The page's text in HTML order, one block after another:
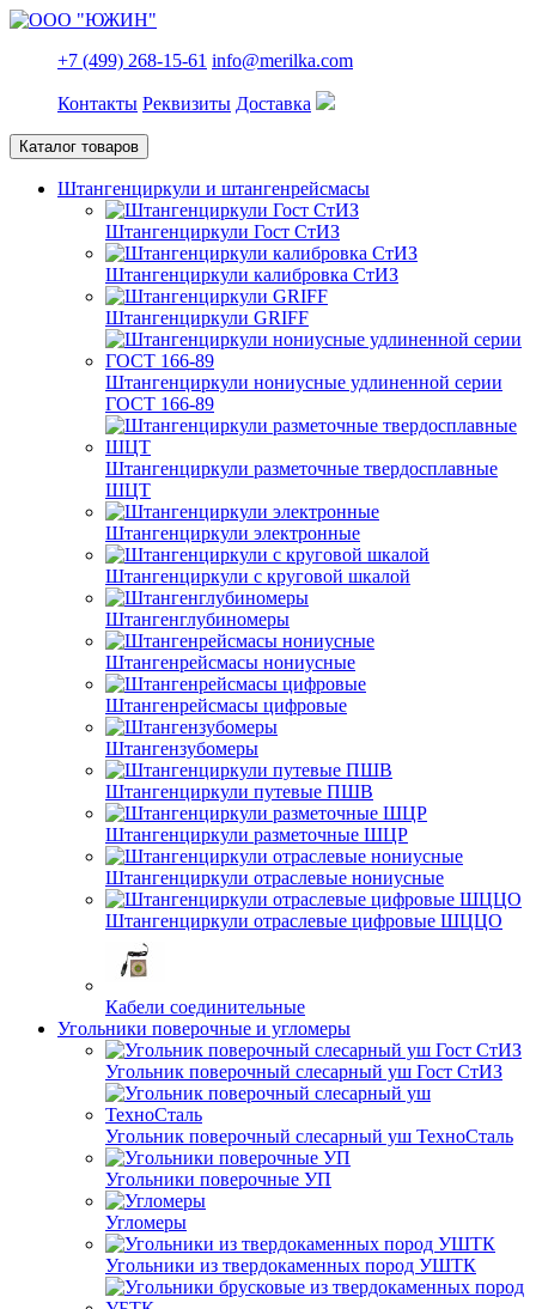
+7 (499) 268-15-61 info@merilka.com
Контакты Реквизиты Доставка
Каталог товаров
Штангенциркули и штангенрейсмасы
Штангенциркули Гост СтИЗ
Штангенциркули калибровка СтИЗ
Штангенциркули GRIFF
Штангенциркули нониусные удлиненной серии
ГОСТ 166-89
Штангенциркули разметочные твердосплавные
ШЦТ
Штангенциркули электронные
Штангенциркули с круговой шкалой
Штангенглубиномеры
Штангенрейсмасы нониусные
Штангенрейсмасы цифровые
Штангензубомеры
Штангенциркули путевые ПШВ
Штангенциркули разметочные ШЦР
Штангенциркули отраслевые нониусные
Штангенциркули отраслевые цифровые ШЦЦО
Кабели соединительные
Угольники поверочные и угломеры
Угольник поверочный слесарный уш Гост СтИЗ
Угольник поверочный слесарный уш ТехноСталь
Угольники поверочные УП
Угломеры
Угольники из твердокаменных пород УШТК